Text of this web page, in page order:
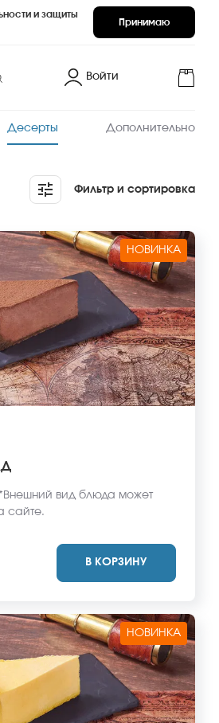
Принимаю
и защиты
Войти
Десерты Дополнительно
Фильтр и сортировка
НОВИНКА
вид блюда может
сайте.
В КОРЗИНУ
НОВИНКА